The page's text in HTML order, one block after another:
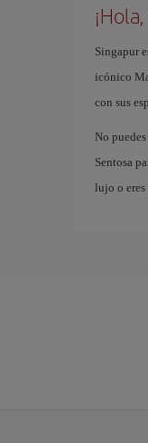
Singapur
icónico
con sus
No
Sentosa
lujo o eres